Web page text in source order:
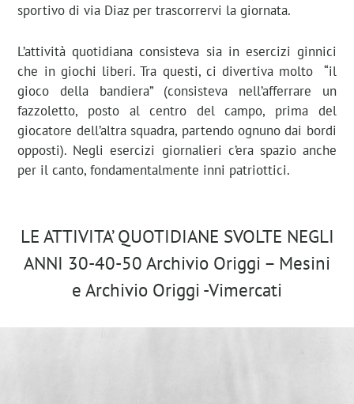
sportivo di via Diaz per trascorrervi la giornata.
L’attività quotidiana consisteva sia in esercizi ginnici
che in giochi liberi. Tra questi, ci divertiva molto “il
gioco della bandiera” (consisteva nell’afferrare un
fazzoletto, posto al centro del campo, prima del
giocatore dell’altra squadra, partendo ognuno dai bordi
opposti). Negli esercizi giornalieri c’era spazio anche
per il canto, fondamentalmente inni patriottici.
LE ATTIVITA’ QUOTIDIANE SVOLTE NEGLI
ANNI 30-40-50 Archivio Origgi – Mesini
e Archivio Origgi -Vimercati